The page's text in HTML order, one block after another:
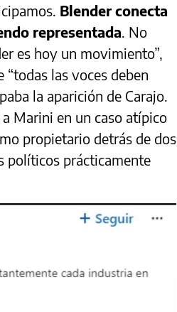
Blender conecta
representada. No
es hoy un movimiento”,
“todas las voces deben
la aparición de Carajo.
Marini en un caso atípico
propietario detrás de dos
políticos prácticamente